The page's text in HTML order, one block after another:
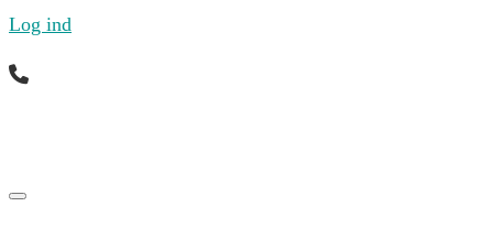
Log ind